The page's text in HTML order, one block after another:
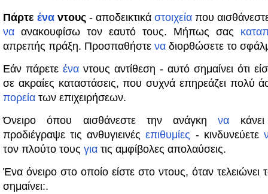
Πάρτε ένα ντους - αποδεικτικά στοιχεία που
να ανακουφίσω τον εαυτό τους. Μήπως σας
απρεπής πράξη. Προσπαθήστε να διορθώσετε το
Εάν πάρετε ένα ντους αντίθεση - αυτό σημαίνει ότι
σε ακραίες καταστάσεις, που συχνά επηρεάζει πολύ
πορεία των επιχειρήσεων.
Όνειρο όπου αισθάνεστε την ανάγκηνα
προδιέγραψε τις ανθυγιεινέςεπιθυμίες - κινδυνεύετε
τον πλούτο τους για τις αμφίβολες απολαύσεις.
Ένα όνειρο στο οποίο είστε στο ντους, όταν τελειώνει
σημαίνει:.